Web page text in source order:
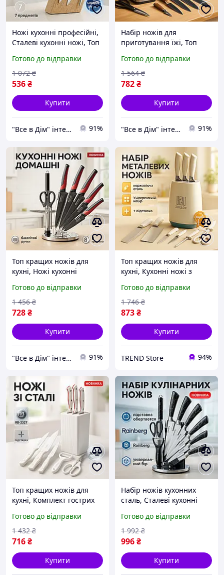
Ножі кухонні професійні,
Сталеві кухонні ножі, Топ
Набори ножів QO-83
Готово до відправки
536₴
1 072 ₴
Купити
"Все в Дім" інтернет-магазин 91%
Набір ножів для
приготування їжі, Топ
Універсальний набір TZ-
68
Готово до відправки
782₴
1 564 ₴
Купити
"Все в Дім" інтернет-магазин 91%
Топ кращих ножів для
кухні, Ножі кухонні
для готування Якісні дому
MZ-84
Готово до відправки
728₴
1 456 ₴
Купити
"Все в Дім" інтернет-магазин 91%
Топ кращих ножів для
кухні, Кухонні ножі з
ножів для кожної кухні FX-
55
Готово до відправки
873₴
1 746 ₴
Купити
TREND Store 94%
Топ кращих ножів для
кухні, Комплект гострих
хороших якісних
кухонних FC-84
Готово до відправки
716₴
1 432 ₴
Купити
Набір ножів кухонних
сталь, Сталеві кухонні
ножів Топ кращих для
кухні JC-16
Готово до відправки
996₴
1 992 ₴
Купити